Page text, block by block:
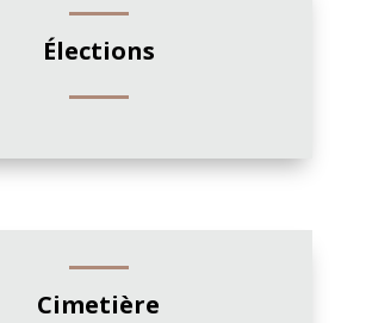
Élections
Cimetière